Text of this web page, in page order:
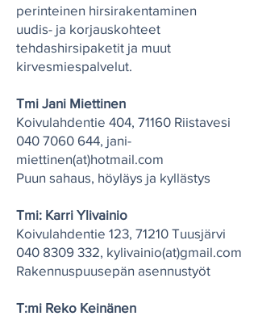
perinteinen hirsirakentaminen
uudis- ja korjauskohteet
tehdashirsipaketit ja muut
kirvesmiespalvelut.
Tmi Jani Miettinen
Koivulahdentie 404, 71160 Riistavesi
040 7060 644, jani-
miettinen(at)hotmail.com
Puun sahaus, höyläys ja kyllästys
Tmi: Karri Ylivainio
Koivulahdentie 123, 71210 Tuusjärvi
040 8309 332, kylivainio(at)gmail.com
Rakennuspuusepän asennustyöt
T:mi Reko Keinänen